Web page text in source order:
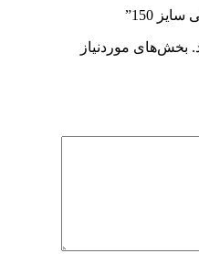
بخش‌های موردنیاز